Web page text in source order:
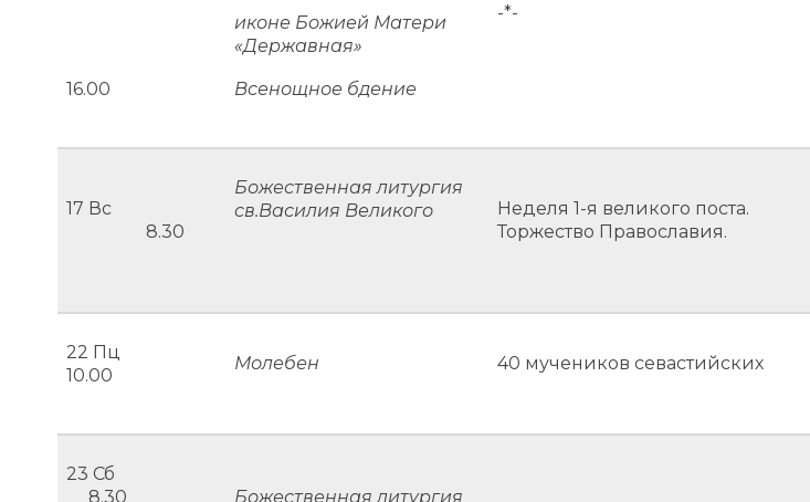
16.00
иконе Божией Матери
«Державная»
Всенощное бдение
-*-
17 Вс
8.30
Божественная литургия
св.Василия Великого
Неделя 1-я великого поста.
Торжество Православия.
22 Пц
10.00
Молебен 40 мучеников севастийских
23 Сб
8.30
Божественная литургия